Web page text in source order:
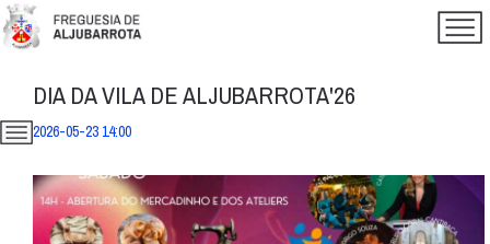
DIA DA VILA DE ALJUBARROTA'26
2026-05-23 14:00